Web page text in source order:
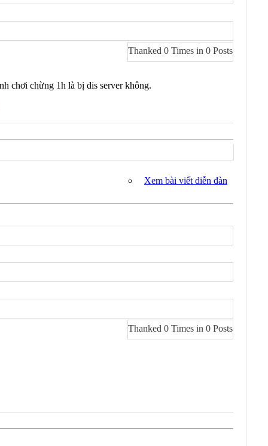
Thanked 0 Times in 0 Posts
chơi chừng 1h là bị dis server không.
Xem bài viết diễn đàn
Thanked 0 Times in 0 Posts